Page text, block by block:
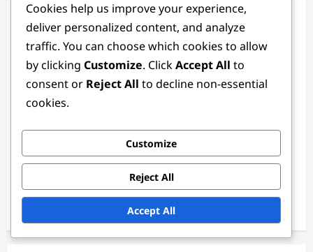
Articles récents
Entraîneur de milieu de terrain : Méthodes
d’entraînement, Exercices, Analyse
Attaquant : Marquage de buts, Positionnement, Finition
Défenseur International : Compétition, Visibilité,
Tactiques de défense : Formations, Stratégies, Rôles
Cookies help us improve your experience,
deliver personalized content, and analyze
traffic. You can choose which cookies to allow
by clicking Customize. ClickAccept All to
consent or Reject All to decline non-essential
cookies.
Customize
Reject All
Accept All